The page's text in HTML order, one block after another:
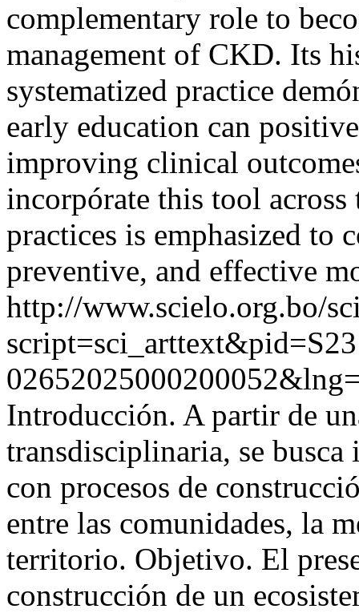
complementary role to
management of CKD. Its
systematized practice
early education can
improving clinical
incorpórate this tool
practices is emphasized to
preventive, and effective
http://www.scielo.org.bo/
Introducción. A partir de
transdisciplinaria, se
con procesos de
entre las comunidades, la
territorio. Objetivo. El
construcción de un